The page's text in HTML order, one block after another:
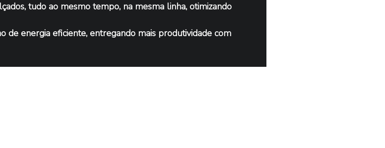
tudo ao mesmo tempo, na mesma linha, otimizando
de energia eficiente, entregando mais produtividade com